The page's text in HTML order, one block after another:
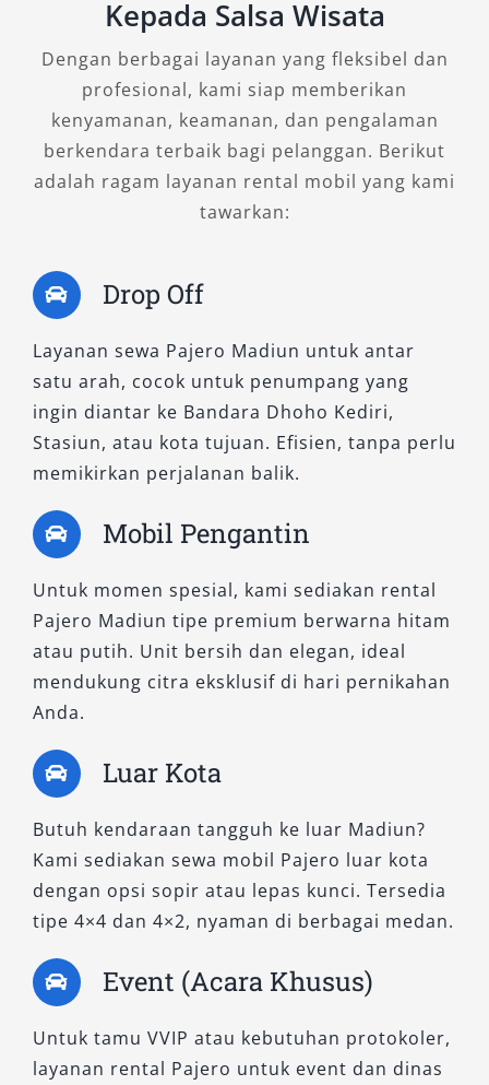
A. Tipe 4×4 WD – Untuk Perjalanan
Tangguh dan Medan Berat
1. Pajero GLX MT 4×4
Bagi Anda yang mengutamakan fungsionalitas
dan kendali penuh atas kendaraan, GLX MT 4×4
transmisi manual yang responsif, sangat cocok
digunakan untuk area off-road seperti
pedesaan di sekitar Madiun. Desainnya kokoh
dengan sistem penggerak empat roda yang
stabil, menjadikannya favorit untuk keperluan
proyek atau eksplorasi.
Cocok untuk: Profesional di bidang teknik,
surveyor lapangan, atau kegiatan ekspedisi
Manfaat utama:Ketangguhan, traksi
maksimal, efisiensi bahan bakar manual.
2. Pajero Dakar Ultimate AT 4×4
Jika Anda menginginkan kenyamanan kelas atas
tanpa kehilangan daya jelajah, maka Dakar
Ultimate AT 4×4 adalah jawabannya. Varian ini
menawarkan teknologi terkini, kabin mewah,
dan sistem penggerak 4WD pintar yang dapat
menyesuaikan kondisi jalan. Sangat cocok bagi
eksekutif yang tetap aktif di area proyek atau
destinasi wisata alam yang menantang.
Cocok untuk: Pebisnis, traveler eksklusif, dan
instansi pemerintahan dengan rute kompleks.
Kepada Salsa Wisata
Dengan berbagai layanan yang fleksibel dan
profesional, kami siap memberikan
kenyamanan, keamanan, dan pengalaman
berkendara terbaik bagi pelanggan. Berikut
adalah ragam layanan rental mobil yang kami
tawarkan:
Drop Off
Layanan sewa Pajero Madiun untuk antar
satu arah, cocok untuk penumpang yang
ingin diantar ke Bandara Dhoho Kediri,
Stasiun, atau kota tujuan. Efisien, tanpa perlu
memikirkan perjalanan balik.
Mobil Pengantin
Untuk momen spesial, kami sediakan rental
Pajero Madiun tipe premium berwarna hitam
atau putih. Unit bersih dan elegan, ideal
mendukung citra eksklusif di hari pernikahan
Anda.
Luar Kota
Butuh kendaraan tangguh ke luar Madiun?
Kami sediakan sewa mobil Pajero luar kota
dengan opsi sopir atau lepas kunci. Tersedia
tipe 4×4 dan 4×2, nyaman di berbagai medan.
Event (Acara Khusus)
Untuk tamu VVIP atau kebutuhan protokoler,
layanan rental Pajero untuk event dan dinas